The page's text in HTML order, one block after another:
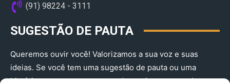
(91) 98224 - 3111
SUGESTÃO DE PAUTA
Queremos ouvir você! Valorizamos a sua voz e suas
ideias. Se você tem uma sugestão de pauta ou uma
história que merece ser contada, envie-nos agora!